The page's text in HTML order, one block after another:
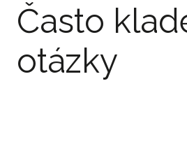
Často
otázky